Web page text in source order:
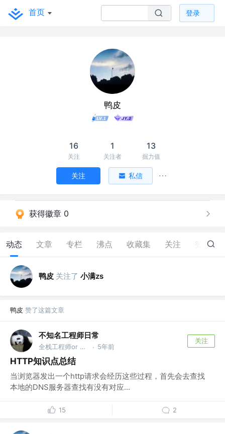
首页 登录
鸭皮
16
关注
1
关注者
13
掘力值
关注 私信
获得徽章 0
动态 文章 专栏 沸点 收藏集 关注 6
鸭皮 关注了 小满zs
鸭皮 赞了这篇文章
不知名工程师日常
全栈工程师or 架构师 · 5年前
关注
HTTP知识点总结
当浏览器发出一个http请求会经历这些过程，首先会去查找
本地的DNS服务器查找有没有对应...
15 2